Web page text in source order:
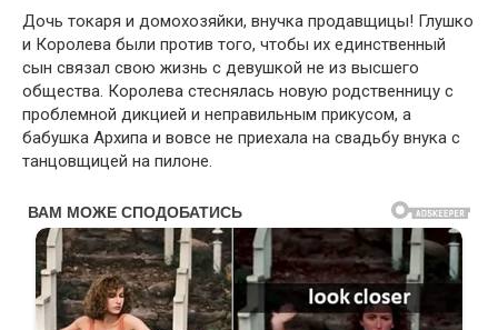
Дочь токаря и домохозяйки, внучка продавщицы! Глушко
и Королева были против того, чтобы их единственный
сын связал свою жизнь с девушкой не из высшего
общества. Королева стеснялась новую родственницу с
проблемной дикцией и неправильным прикусом, а
бабушка Архипа и вовсе не приехала на свадьбу внука с
танцовщицей на пилоне.